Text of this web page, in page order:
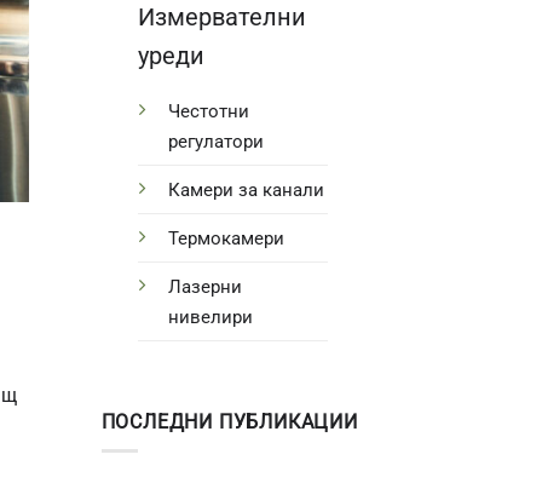
Измервателни
уреди
Честотни
регулатори
Камери за канали
Термокамери
Лазерни
нивелири
ПОСЛЕДНИ ПУБЛИКАЦИИ